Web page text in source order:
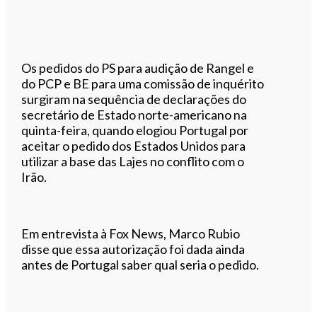
Os pedidos do PS para audição de Rangel e
do PCP e BE para uma comissão de inquérito
surgiram na sequência de declarações do
secretário de Estado norte-americano na
quinta-feira, quando elogiou Portugal por
aceitar o pedido dos Estados Unidos para
utilizar a base das Lajes no conflito com o
Irão.
Em entrevista à Fox News, Marco Rubio
disse que essa autorização foi dada ainda
antes de Portugal saber qual seria o pedido.